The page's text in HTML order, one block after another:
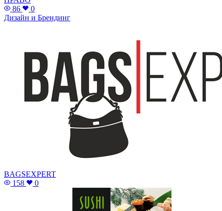
86
0
Дизайн и Брендинг
BAGSEXPERT
158
0